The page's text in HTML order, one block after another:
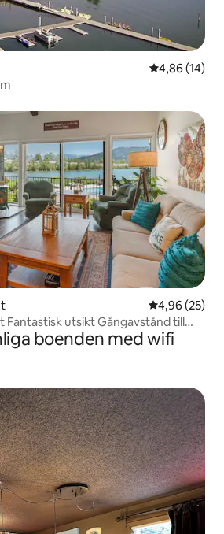
4,86 av 5 i
4,86 (14)
4,96 av 5 i
4,96 (25)
Fantastisk utsikt Gångavstånd till
boenden med wifi